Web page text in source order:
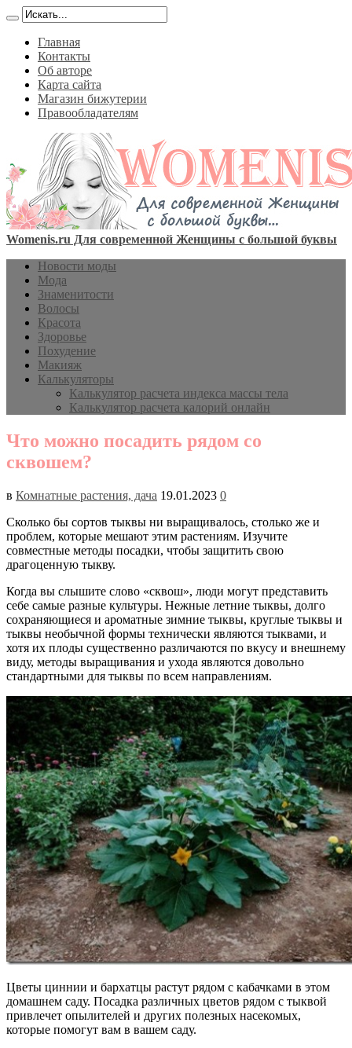
Главная
Контакты
Об авторе
Карта сайта
Магазин бижутерии
Правообладателям
Womenis.ru Для современной Женщины с большой буквы
Новости моды
Мода
Знаменитости
Волосы
Красота
Здоровье
Похудение
Макияж
Калькуляторы
Калькулятор расчета индекса массы тела
Калькулятор расчета калорий онлайн
Что можно посадить рядом со
сквошем?
в Комнатные растения, дача 19.01.2023 0
Сколько бы сортов тыквы ни выращивалось, столько же и
проблем, которые мешают этим растениям. Изучите
совместные методы посадки, чтобы защитить свою
драгоценную тыкву.
Когда вы слышите слово «сквош», люди могут представить
себе самые разные культуры. Нежные летние тыквы, долго
сохраняющиеся и ароматные зимние тыквы, круглые тыквы и
тыквы необычной формы технически являются тыквами, и
хотя их плоды существенно различаются по вкусу и внешнему
виду, методы выращивания и ухода являются довольно
стандартными для тыквы по всем направлениям.
Цветы циннии и бархатцы растут рядом с кабачками в этом
домашнем саду. Посадка различных цветов рядом с тыквой
привлечет опылителей и других полезных насекомых,
которые помогут вам в вашем саду.